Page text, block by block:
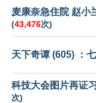
麦康奈急住院 赵小
(43,476次)
天下奇谭 (605) ：
科技大会图片再证
次)